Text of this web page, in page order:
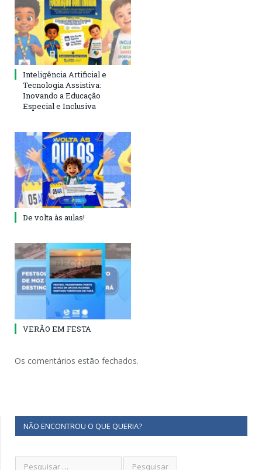
Inteligência Artificial e
Tecnologia Assistiva:
Inovando a Educação
Especial e Inclusiva
De volta às aulas!
VERÃO EM FESTA
Os comentários estão fechados.
NÃO ENCONTROU O QUE QUERIA?